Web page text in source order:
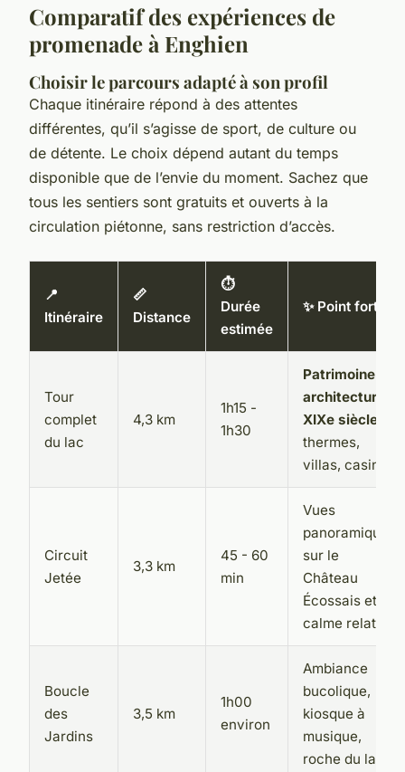
Comparatif des expériences de
promenade à Enghien
Choisir le parcours adapté à son profil
Chaque itinéraire répond à des attentes
différentes, qu’il s’agisse de sport, de culture ou
de détente. Le choix dépend autant du temps
disponible que de l’envie du moment. Sachez que
tous les sentiers sont gratuits et ouverts à la
circulation piétonne, sans restriction d’accès.
📍
Itinéraire
📏
Distance
⏱️
Durée
estimée
✨ Point fort
Tour
complet
du lac
4,3 km
1h15 -
1h30
Patrimoine
architectural
XIXe siècle
thermes,
villas, casino
Circuit
Jetée
3,3 km
45 - 60
min
Vues
panoramiques
sur le
Château
Écossais et
calme relatif
Boucle
des
Jardins
3,5 km
1h00
environ
Ambiance
bucolique,
kiosque à
musique,
roche du lac